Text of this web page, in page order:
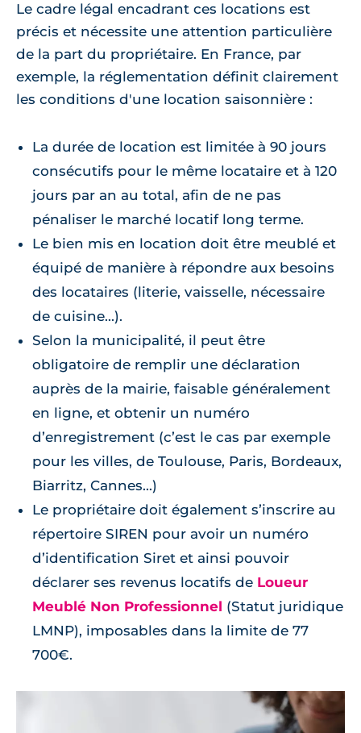
Le cadre légal encadrant ces locations est
précis et nécessite une attention particulière
de la part du propriétaire. En France, par
exemple, la réglementation définit clairement
les conditions d'une location saisonnière :
La durée de location est limitée à 90 jours
consécutifs pour le même locataire et à 120
jours par an au total, afin de ne pas
pénaliser le marché locatif long terme.
Le bien mis en location doit être meublé et
équipé de manière à répondre aux besoins
des locataires (literie, vaisselle, nécessaire
de cuisine...).
Selon la municipalité, il peut être
obligatoire de remplir une déclaration
auprès de la mairie, faisable généralement
en ligne, et obtenir un numéro
d’enregistrement (c’est le cas par exemple
pour les villes, de Toulouse, Paris, Bordeaux,
Biarritz, Cannes...)
Le propriétaire doit également s’inscrire au
répertoire SIREN pour avoir un numéro
d’identification Siret et ainsi pouvoir
déclarer ses revenus locatifs de Loueur
Meublé Non Professionnel (Statut juridique
LMNP), imposables dans la limite de 77
700€.